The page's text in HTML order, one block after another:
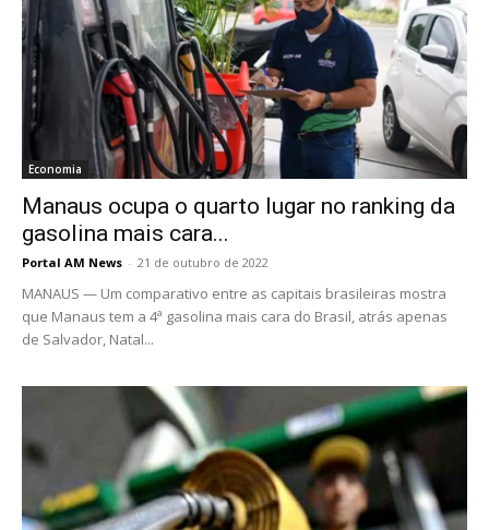
Economia
Manaus ocupa o quarto lugar no ranking da
gasolina mais cara...
Portal AM News - 21 de outubro de 2022
MANAUS — Um comparativo entre as capitais brasileiras mostra
que Manaus tem a 4ª gasolina mais cara do Brasil, atrás apenas
de Salvador, Natal...